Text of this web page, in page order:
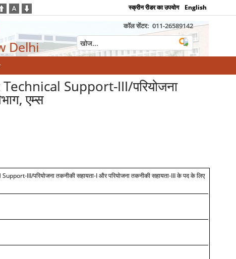
स्क्रीन रीडर का उपयोग English
Delhi
कॉल सेंटर: 011-26589142
Support-III/परियोजना
एम्स
Support-III/परियोजना तकनीकी सहायता-Iऔर परियोजना तकनीकी सहायता-IIIके पद के लिए